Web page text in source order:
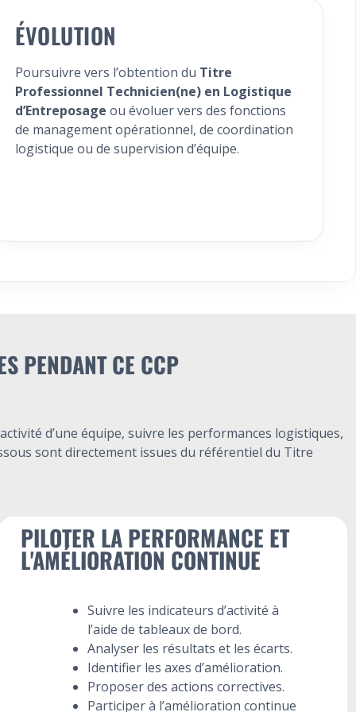
ÉVOLUTION
Poursuivre vers l’obtention du Titre
Professionnel Technicien(ne) en Logistique
d’Entreposage ou évoluer vers des fonctions
de management opérationnel, de coordination
logistique ou de supervision d’équipe.
PENDANT CE CCP
d’une équipe, suivre les performances logistiques,
sont directement issues du référentiel du Titre
PILOTER LA PERFORMANCE ET
L'AMÉLIORATION CONTINUE
Suivre les indicateurs d’activité à
l’aide de tableaux de bord.
Analyser les résultats et les écarts.
Identifier les axes d’amélioration.
Proposer des actions correctives.
Participer à l’amélioration continue